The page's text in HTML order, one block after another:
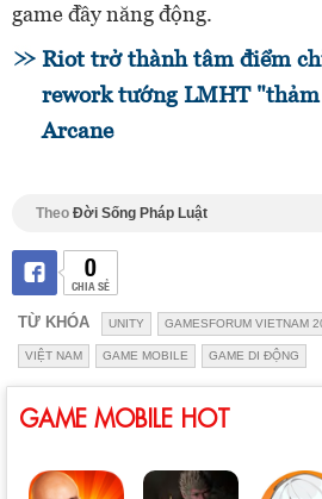
game đầy năng động.
Riot trở thành tâm điểm
rework tướng LMHT "thảm
Arcane
Theo Đời Sống Pháp Luật
0
CHIA SẺ
TỪ KHÓA UNITY GAMESFORUM VIETNAM
VIỆT NAM GAME MOBILE GAME DI ĐỘNG
GAME MOBILE HOT